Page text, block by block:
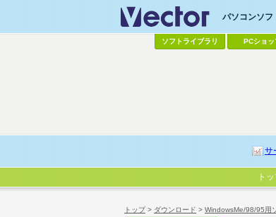
トップ> ダウンロード > WindowsMe/98/95用
パソコンソフ
ソフトライブラリ PCショッ
サ
ト